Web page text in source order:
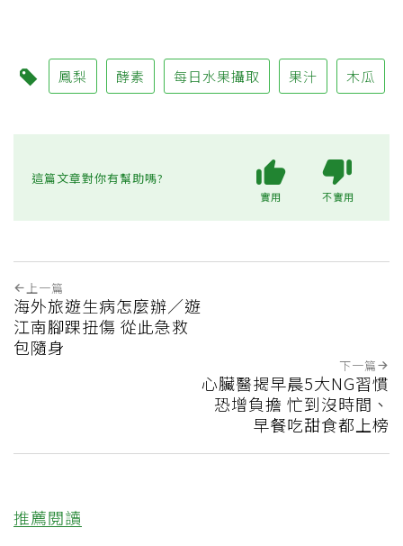
鳳梨 酵素 每日水果攝取 果汁 木瓜
這篇文章對你有幫助嗎?
實用 不實用
上一篇
海外旅遊生病怎麼辦／遊
江南腳踝扭傷 從此急救
包隨身
下一篇
心臟醫揭早晨5大NG習慣
恐增負擔 忙到沒時間、
早餐吃甜食都上榜
推薦閱讀